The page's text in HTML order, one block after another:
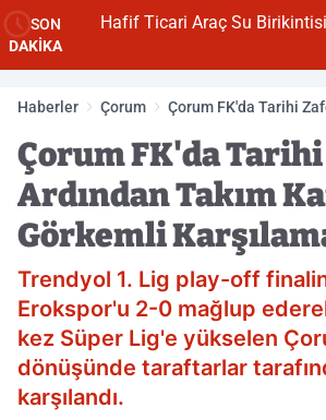
SON
DAKİKA
Hafif Ticari Araç Su
Haberler Çorum
Çorum FK'da Tarihi
Çorum FK'da
Ardından Takım
Görkemli
Trendyol 1. Lig play-off
Erokspor'u 2-0 mağlup
kez Süper Lig'e yükselen
dönüşünde taraftarlar
karşılandı.